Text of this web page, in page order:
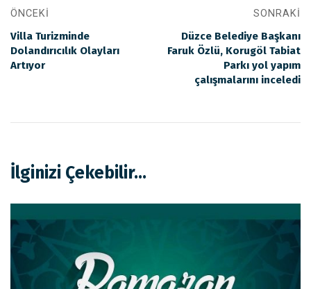
ÖNCEKI
Villa Turizminde
Dolandırıcılık Olayları
Artıyor
SONRAKI
Düzce Belediye Başkanı
Faruk Özlü, Korugöl Tabiat
Parkı yol yapım
çalışmalarını inceledi
İlginizi Çekebilir...